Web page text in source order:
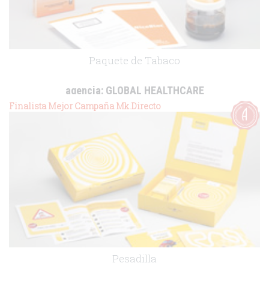
Paquete de Tabaco
agencia:GLOBAL HEALTHCARE
cliente: Uriach-Aquilea OTC
Finalista Mejor Campaña Mk.Directo
Pesadilla